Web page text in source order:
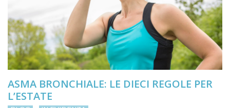
ASMA BRONCHIALE: LE DIECI REGOLE PER
L’ESTATE